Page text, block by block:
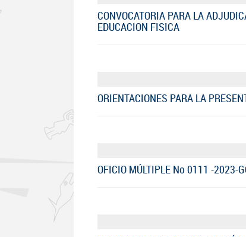
CONVOCATORIA PARA LA
EDUCACION FISICA
ORIENTACIONES PARA LA
OFICIO MÚLTIPLE No 0111 -2023-